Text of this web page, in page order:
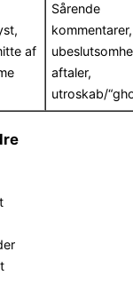
af
Sårende
kommentarer,
aftaler,
utroskab/